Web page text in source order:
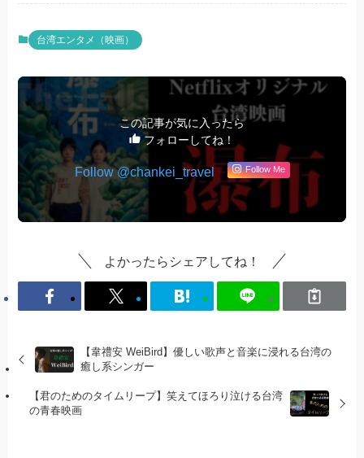
台湾エンタメ（映画）
この記事が気に入ったら
フォローしてね！
Follow @chankei_travel Follow Me
よかったらシェアしてね！
【韋禮安 WeiBird】優しい歌声と音楽に浸れる台湾の
癒し系シンガー
【君のためのタイムリープ】笑えてほろり泣ける台湾
の青春映画